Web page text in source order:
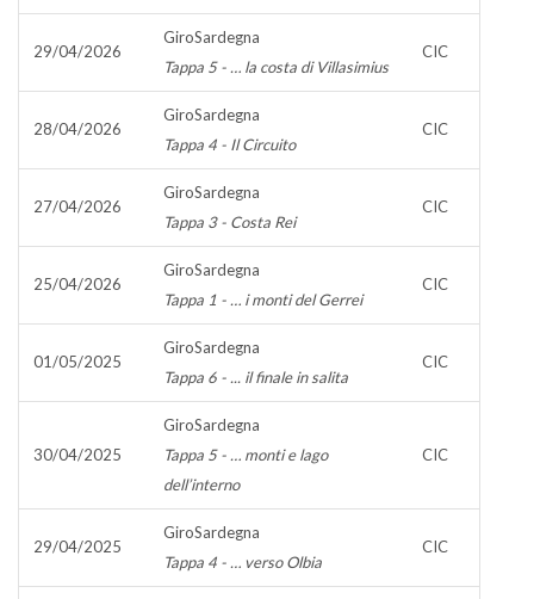
29/04/2026
GiroSardegna
Tappa 5 - … la costa di Villasimius
CIC
28/04/2026
GiroSardegna
Tappa 4 - Il Circuito
CIC
27/04/2026
GiroSardegna
Tappa 3 - Costa Rei
CIC
25/04/2026
GiroSardegna
Tappa 1 - … i monti del Gerrei
CIC
01/05/2025
GiroSardegna
Tappa 6 - ... il finale in salita
CIC
30/04/2025
GiroSardegna
Tappa 5 - … monti e lago
dell’interno
CIC
29/04/2025
GiroSardegna
Tappa 4 - … verso Olbia
CIC